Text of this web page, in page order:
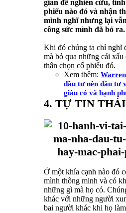
gian để nghiên cứu,
phiếu nào đó và nhận
mình nghĩ nhưng lại
công sức mình đã bỏ ra.
Khi đó chúng ta chỉ nghĩ
mà bỏ qua những cái xấu
thân chọn cổ phiếu đó.
Xem thêm:
đầu tư nên đầu tư
giàu có và hạnh
4. TỰ TIN
Ở một khía cạnh nào đó
mình thông minh và có
những gì mà họ có.
khác với những người
bai người khác khi họ